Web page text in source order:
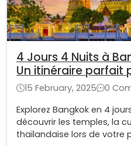
4 Jours 4 Nuits à
Un itinéraire parfait
voyage
15 February, 2025
0
Explorez Bangkok en 4
découvrir les temples, la
thaïlandaise lors de votre